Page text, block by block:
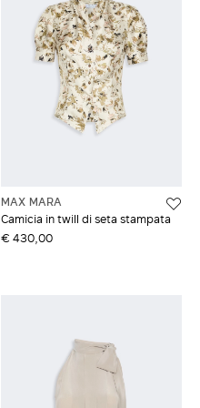
MAX MARA
Camicia in twill di seta stampata
€ 430,00